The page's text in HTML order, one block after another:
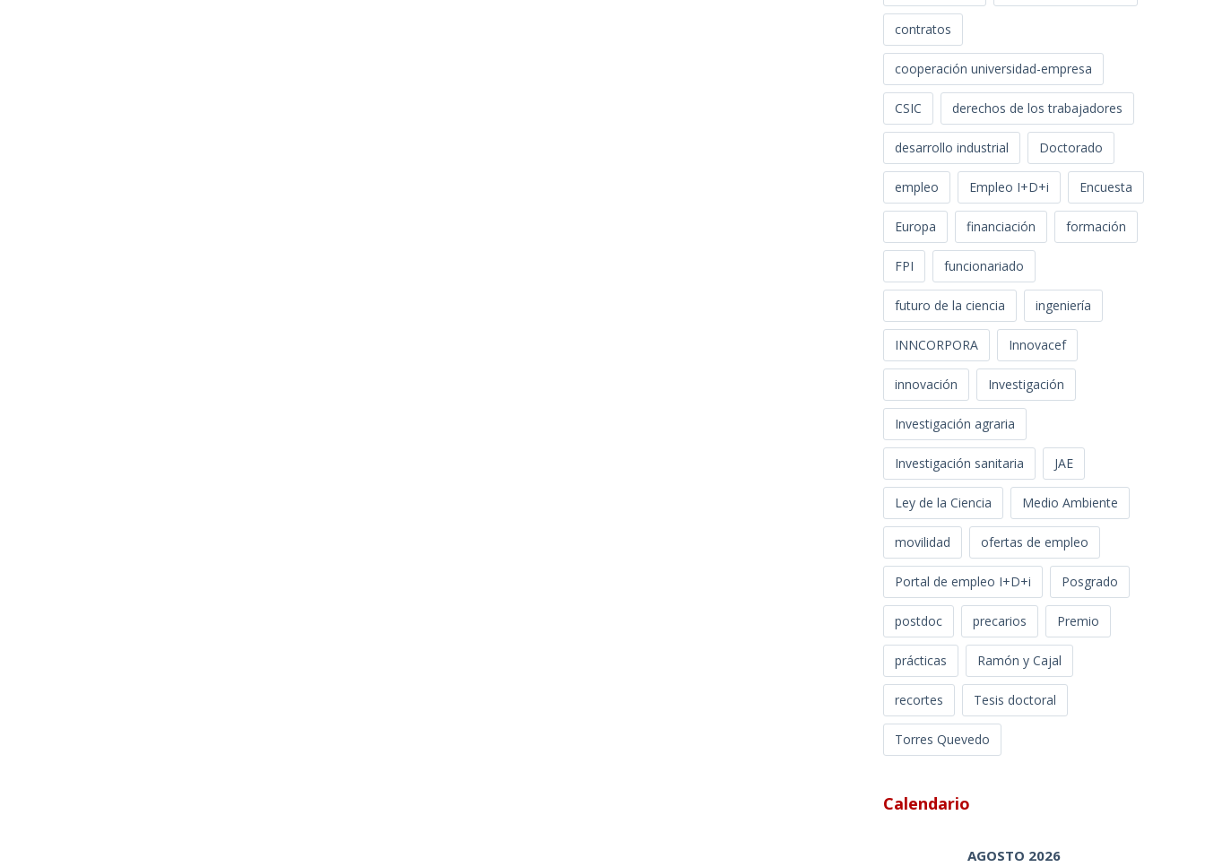
contratos
cooperación universidad-empresa
CSIC derechos de los trabajadores
desarrollo industrial Doctorado
empleo Empleo I+D+i Encuesta
Europa financiación formación
FPI funcionariado
futuro de la ciencia ingeniería
INNCORPORA Innovacef
innovación Investigación
Investigación agraria
Investigación sanitaria JAE
Ley de la Ciencia Medio Ambiente
movilidad ofertas de empleo
Portal de empleo I+D+i Posgrado
postdoc precarios Premio
prácticas Ramón y Cajal
recortes Tesis doctoral
Torres Quevedo
Calendario
AGOSTO 2026